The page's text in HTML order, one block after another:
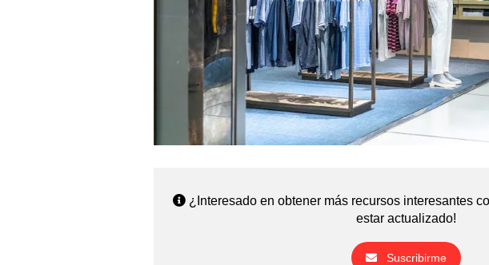
¿Interesado en obtener más recursos interesantes
estar actualizado!
Suscribirme